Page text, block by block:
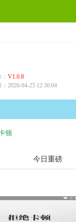
V1.0.8
2026-04-25 12:36:04
顿
今日重磅